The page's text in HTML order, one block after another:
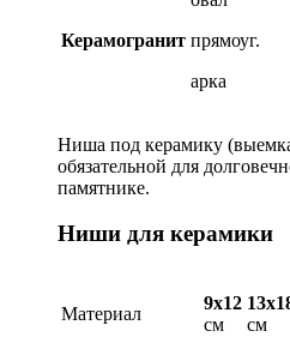
Керамогранит прямоуг.
арка
Ниша под керамику (выемка
обязательной для
памятнике.
Ниши для керамики
Материал
9х12
см
см